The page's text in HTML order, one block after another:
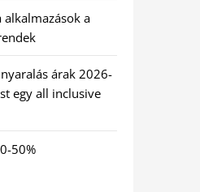
alkalmazások a
árak 2026-
egy all inclusive
50%